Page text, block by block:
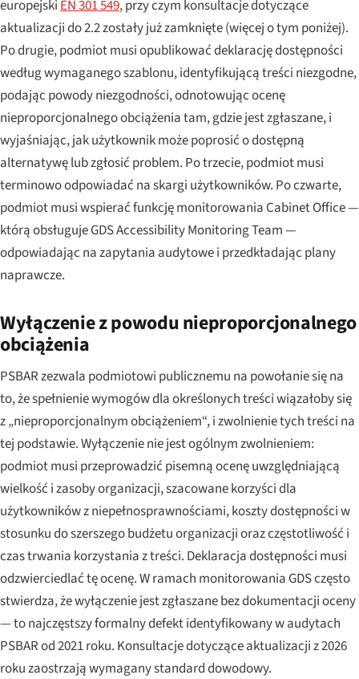
europejski EN 301 549, przy czym konsultacje dotyczące
aktualizacji do 2.2 zostały już zamknięte (więcej o tym poniżej).
Po drugie, podmiot musi opublikować deklarację dostępności
według wymaganego szablonu, identyfikującą treści niezgodne,
podając powody niezgodności, odnotowując ocenę
nieproporcjonalnego obciążenia tam, gdzie jest zgłaszane, i
wyjaśniając, jak użytkownik może poprosić o dostępną
alternatywę lub zgłosić problem. Po trzecie, podmiot musi
terminowo odpowiadać na skargi użytkowników. Po czwarte,
podmiot musi wspierać funkcję monitorowania Cabinet Office —
którą obsługuje GDS Accessibility Monitoring Team —
odpowiadając na zapytania audytowe i przedkładając plany
naprawcze.
Wyłączenie z powodu nieproporcjonalnego
obciążenia
PSBAR zezwala podmiotowi publicznemu na powołanie się na
to, że spełnienie wymogów dla określonych treści wiązałoby się
z „nieproporcjonalnym obciążeniem“, i zwolnienie tych treści na
tej podstawie. Wyłączenie nie jest ogólnym zwolnieniem:
podmiot musi przeprowadzić pisemną ocenę uwzględniającą
wielkość i zasoby organizacji, szacowane korzyści dla
użytkowników z niepełnosprawnościami, koszty dostępności w
stosunku do szerszego budżetu organizacji oraz częstotliwość i
czas trwania korzystania z treści. Deklaracja dostępności musi
odzwierciedlać tę ocenę. W ramach monitorowania GDS często
stwierdza, że wyłączenie jest zgłaszane bez dokumentacji oceny
— to najczęstszy formalny defekt identyfikowany w audytach
PSBAR od 2021 roku. Konsultacje dotyczące aktualizacji z 2026
roku zaostrzają wymagany standard dowodowy.